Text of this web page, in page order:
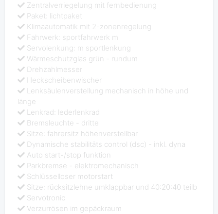
Zentralverriegelung mit fernbedienung
Paket: lichtpaket
Klimaautomatik mit 2-zonenregelung
Fahrwerk: sportfahrwerk m
Servolenkung: m sportlenkung
Wärmeschutzglas grün - rundum
Drehzahlmesser
Heckscheibenwischer
Lenksäulenverstellung mechanisch in höhe und
länge
Lenkrad: lederlenkrad
Bremsleuchte - dritte
Sitze: fahrersitz höhenverstellbar
Dynamische stabilitäts control (dsc) - inkl. dyna
Auto start-/stop funktion
Parkbremse - elektromechanisch
Schlüsselloser motorstart
Sitze: rücksitzlehne umklappbar und 40:20:40 teilb
Servotronic
Verzurrösen im gepäckraum